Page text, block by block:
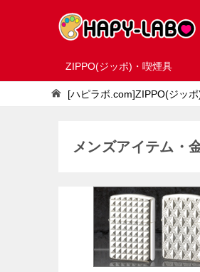
ZIPPO(ジッポ)・喫煙具
[ハピラボ.com]ZIPPO(ジッ
メンズアイテム・